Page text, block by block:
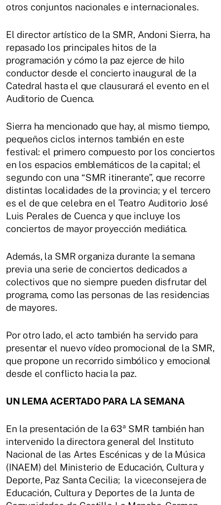
otros conjuntos nacionales e internacionales.
El director artístico de la SMR, Andoni Sierra, ha
repasado los principales hitos de la
programación y cómo la paz ejerce de hilo
conductor desde el concierto inaugural de la
Catedral hasta el que clausurará el evento en el
Auditorio de Cuenca.
Sierra ha mencionado que hay, al mismo tiempo,
pequeños ciclos internos también en este
festival: el primero compuesto por los conciertos
en los espacios emblemáticos de la capital; el
segundo con una “SMR itinerante”, que recorre
distintas localidades de la provincia; y el tercero
es el de que celebra en el Teatro Auditorio José
Luis Perales de Cuenca y que incluye los
conciertos de mayor proyección mediática.
Además, la SMR organiza durante la semana
previa una serie de conciertos dedicados a
colectivos que no siempre pueden disfrutar del
programa, como las personas de las residencias
de mayores.
Por otro lado, el acto también ha servido para
presentar el nuevo vídeo promocional de la SMR,
que propone un recorrido simbólico y emocional
desde el conflicto hacia la paz.
UN LEMA ACERTADO PARA LA SEMANA
En la presentación de la 63ª SMR también han
intervenido la directora general del Instituto
Nacional de las Artes Escénicas y de la Música
(INAEM) del Ministerio de Educación, Cultura y
Deporte, Paz Santa Cecilia; la viceconsejera de
Educación, Cultura y Deportes de la Junta de